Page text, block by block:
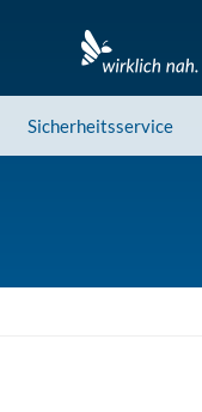
Sicherheitsservice